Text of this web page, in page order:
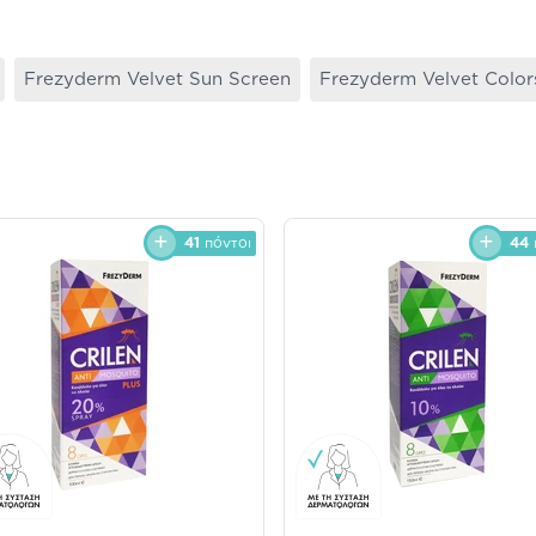
Frezyderm Velvet Sun Screen Frezyderm Velvet
41 πόντοι 44